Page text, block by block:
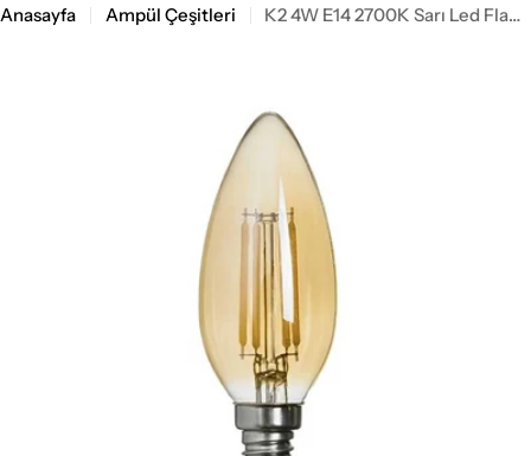
Anasayfa Ampül Çeşitleri K2 4W E14 2700K Sarı Led Flamanlı Buji Ampul KES601-S
0 pencerede aç